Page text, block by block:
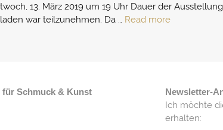
13. März 2019 um 19 Uhr Dauer der
war teilzunehmen. Da … Read more
für Schmuck & Kunst Newsletter-
Ich möchte
erhalten: